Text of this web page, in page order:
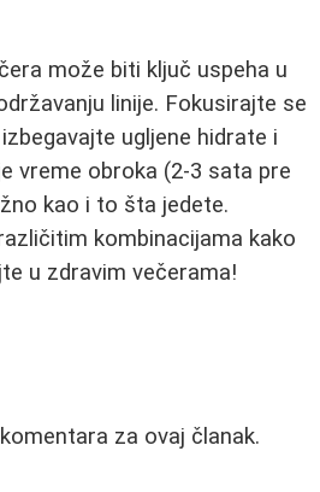
može biti ključ uspeha u
linije. Fokusirajte se
ugljene hidrate i
vreme obroka (2-3 sata pre
kao i to šta jedete.
kombinacijama kako
u zdravim večerama!
za ovaj članak.